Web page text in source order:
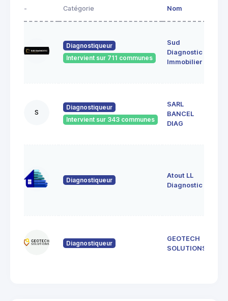
- Catégorie Nom
Diagnostiqueur
Intervient sur 711 communes
Sud
Diagnostic
Immobilier
S
Diagnostiqueur
Intervient sur 343 communes
SARL
BANCEL
DIAG
Diagnostiqueur
Atout LL
Diagnostic
Diagnostiqueur
GEOTECH
SOLUTIONS